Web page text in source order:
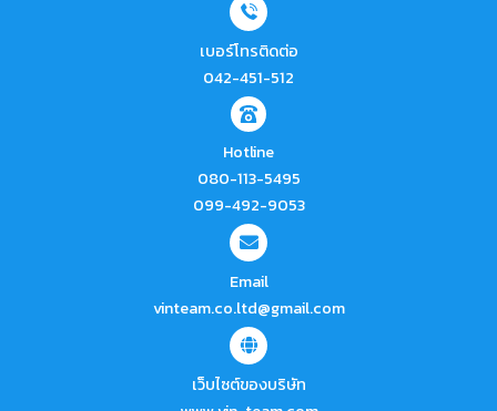
เบอร์โทรติดต่อ
042-451-512
Hotline
080-113-5495
099-492-9053
Email
vinteam.co.ltd@gmail.com
เว็บไซต์ของบริษัท